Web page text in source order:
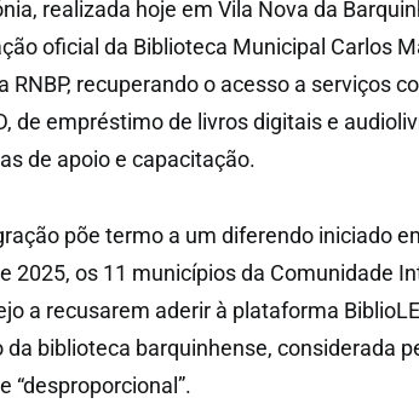
realizada hoje em Vila Nova da
oficial da Biblioteca Municipal Carlos
RNBP, recuperando o acesso a serviços
de empréstimo de livros digitais e
de apoio e capacitação.
põe termo a um diferendo iniciado
2025, os 11 municípios da Comunidade
a recusarem aderir à plataforma
da biblioteca barquinhense, considerada
“desproporcional”.